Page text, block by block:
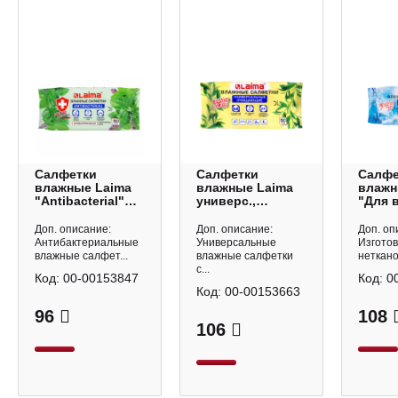
Салфетки
влажные Laima
"Antibacterial"
15*19см, 50шт/
пач 128078
Доп. описание:
Антибактериальные
влажные салфет...
96
Код: 00-00153847
Салфетки
влажные Laima
универс.,
15*19см, 50шт/
пач 128077
Доп. описание:
Универсальные
влажные салфетки
с...
106
Код: 00-00153663
"Для
пач
Доп.
108
Код: